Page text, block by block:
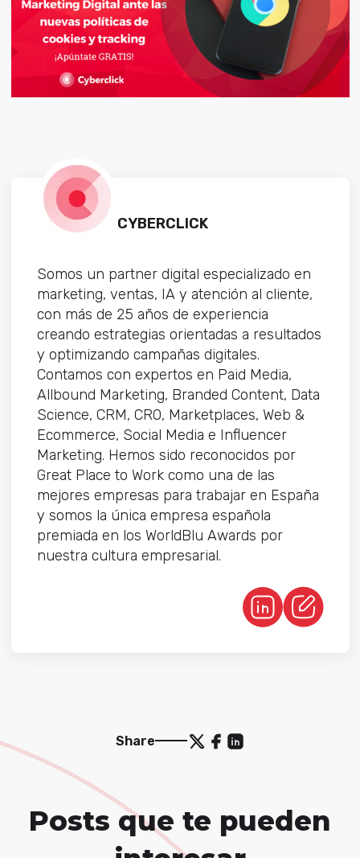
CYBERCLICK
Somos un partner digital especializado en
marketing, ventas, IA y atención al cliente,
con más de 25 años de experiencia
creando estrategias orientadas a resultados
y optimizando campañas digitales.
Contamos con expertos en Paid Media,
Allbound Marketing, Branded Content, Data
Science, CRM, CRO, Marketplaces, Web &
Ecommerce, Social Media e Influencer
Marketing. Hemos sido reconocidos por
Great Place to Work como una de las
mejores empresas para trabajar en España
y somos la única empresa española
premiada en los WorldBlu Awards por
nuestra cultura empresarial.
Share
Posts que te pueden